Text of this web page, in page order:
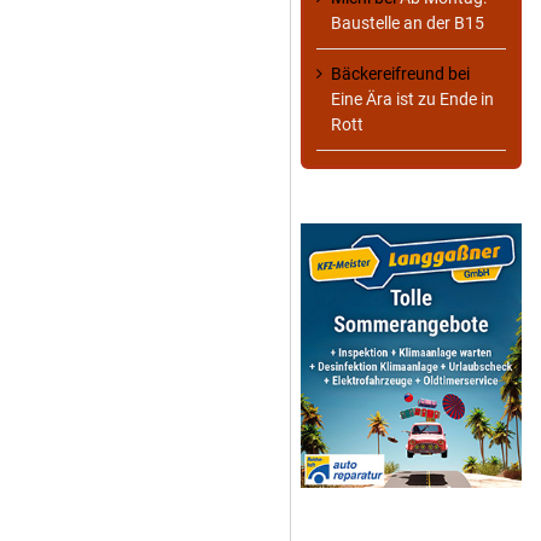
Baustelle an der B15
Bäckereifreund bei
Eine Ära ist zu Ende in
Rott